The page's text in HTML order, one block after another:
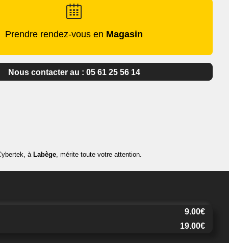
Prendre rendez-vous en Magasin
Nous contacter au : 05 61 25 56 14
à Labège , mérite toute votre attention.
9.00€
19.00€